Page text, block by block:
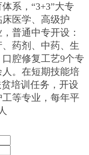
系，“3+3”大专
床医学、高级护
普通中专开设：
药剂、中药、生
腔修复工艺9个专
。在短期技能培
培训任务，开设
等专业，每年平